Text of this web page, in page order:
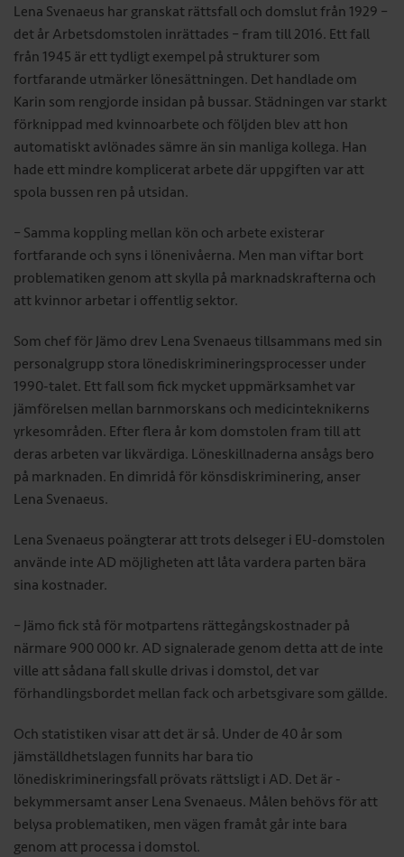
Lena Svenaeus har granskat rättsfall och domslut från 1929 –
det år Arbetsdomstolen inrättades – fram till 2016. Ett fall
från 1945 är ett tydligt exempel på strukturer som
fortfarande utmärker lönesättningen. Det handlade om
Karin som rengjorde insidan på bussar. Städningen var starkt
förknippad med kvinnoarbete och följden blev att hon
automatiskt avlönades sämre än sin manliga kollega. Han
hade ett mindre komplicerat arbete där uppgiften var att
spola bussen ren på utsidan.
– Samma koppling mellan kön och arbete existerar
fortfarande och syns i lönenivåerna. Men man viftar bort
problematiken genom att skylla på marknadskrafterna och
att kvinnor arbetar i ­offentlig sektor.
Som chef för Jämo drev Lena Svenaeus tillsammans med sin
personalgrupp stora lönediskrimineringsprocesser under
1990-talet. Ett fall som fick mycket uppmärksamhet var
jämförelsen mellan barn­morskans och medicinteknikerns
yrkesområden. Efter flera år kom domstolen fram till att
deras ­arbeten var likvärdiga. Löneskillnaderna ansågs bero
på marknaden. En dimridå för könsdiskriminering, anser
Lena Svenaeus.
Lena Svenaeus poängterar att trots delseger i EU-domstolen
använde inte AD möjligheten att låta vardera parten bära
sina kostnader.
– Jämo fick stå för motpartens rättegångskostnader på
närmare 900 000 kr. AD signalerade genom detta att de inte
ville att sådana fall skulle drivas i domstol, det var
förhandlingsbordet mellan fack och arbetsgivare som gällde.
Och statistiken visar att det är så. Under de 40 år som
jämställdhetslagen funnits har bara tio
lönediskrimineringsfall prövats rättsligt i AD. Det är ­
bekymmersamt anser Lena Svenaeus. Målen behövs för att
belysa problematiken, men vägen framåt går inte bara
genom att processa i domstol.